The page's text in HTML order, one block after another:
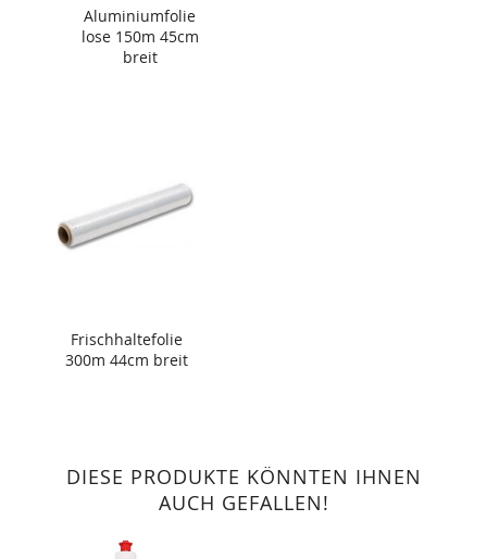
Aluminiumfolie
lose 150m 45cm
breit
Frischhaltefolie
300m 44cm breit
DIESE PRODUKTE KÖNNTEN IHNEN
AUCH GEFALLEN!